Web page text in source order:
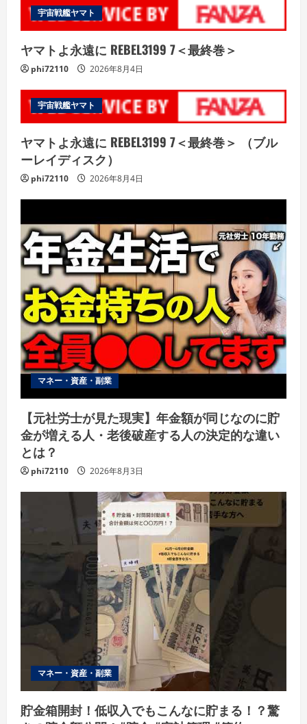
宇宙戦艦ヤマト
ヤマトよ永遠に REBEL3199 7＜最終巻＞
phi72110 2026年8月4日
宇宙戦艦ヤマト
ヤマトよ永遠に REBEL3199 7＜最終巻＞ （ブル
ーレイディスク）
phi72110 2026年8月4日
マネー・資産・副業
【元社労士が見た現実】年金額が同じなのに貯
金が増える人・老後破産する人の決定的な違い
とは？
phi72110 2026年8月3日
マネー・資産・副業
貯金箱開封！低収入でもこんなに貯まる！？驚